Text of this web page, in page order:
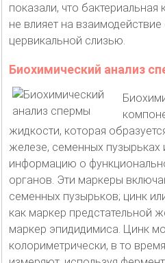
показали, что бактериальная
не влияет на
цервикальной слизью.
Биохимический анализ
жидкости, которая
железе, семенных пузырьках
информацию о
органов. Эти маркеры
семенных пузырьков; цинк
как маркер предстательной
маркер эпидидимиса. Цинк
колориметрически, в то